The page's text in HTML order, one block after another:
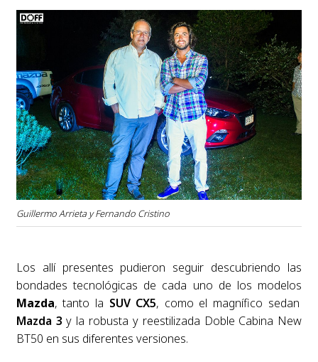
Guillermo Arrieta y Fernando Cristino
Los allí presentes pudieron seguir descubriendo las
bondades tecnológicas de cada uno de los modelos
Mazda, tanto la SUV CX5, como el magnífico sedan
Mazda 3 y la robusta y reestilizada Doble Cabina New
BT50 en sus diferentes versiones.